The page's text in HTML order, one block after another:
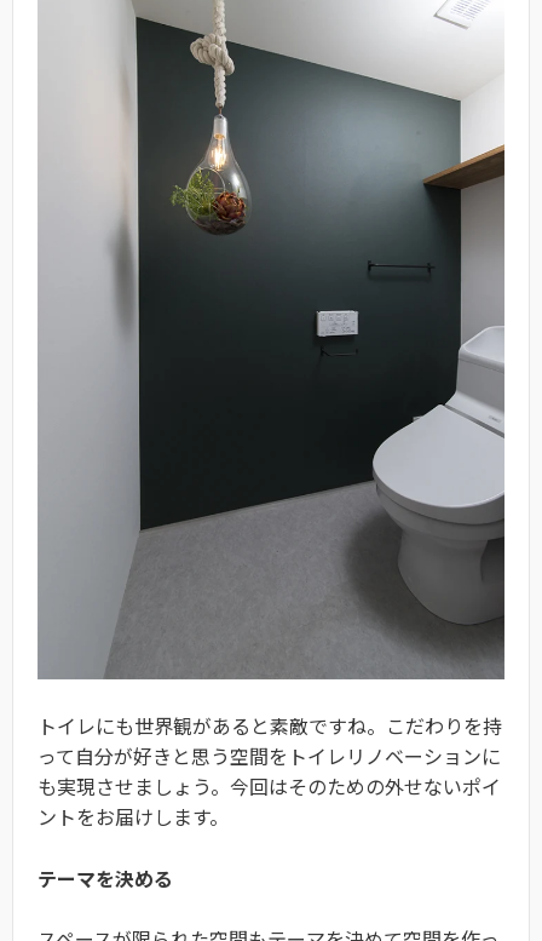
トイレにも世界観があると素敵ですね。こだわりを持
って自分が好きと思う空間をトイレリノベーションに
も実現させましょう。今回はそのための外せないポイ
ントをお届けします。
テーマを決める